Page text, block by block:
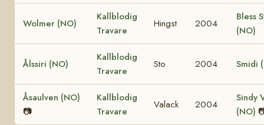
Wolmer (NO)
Kallblodig
Travare
Hingst 2004
Bless
(NO)
Ålssiri (NO)
Kallblodig
Travare
Sto 2004 Smidi
Åsaulven (NO)
📷
Kallblodig
Travare
Valack 2004
Sindy
(NO)